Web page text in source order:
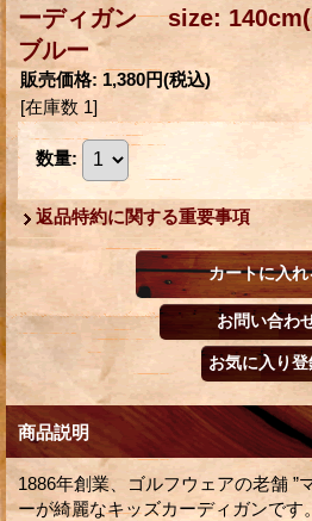
ーディガン size:
ブルー
販売価格: 1,380円(税込)
[在庫数 1]
数量:
返品特約に関する重要事項
商品説明
1886年創業、ゴルフウェアの老舗 ”
ーが綺麗なキッズカーディガンで